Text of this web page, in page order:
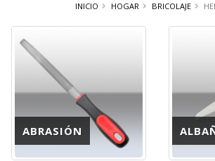
INICIO HOGAR BRICOLAJE
ABRASIÓN